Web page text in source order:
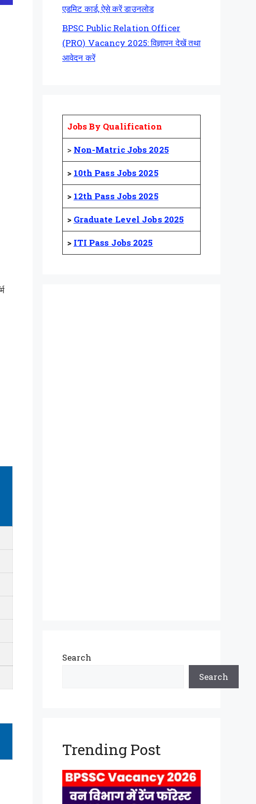
एडमिट कार्ड, ऐसे करें डाउनलोड
BPSC Public Relation Officer
(PRO) Vacancy 2025: विज्ञापन देखें तथा
आवेदन करें
Jobs By Qualification
> Non-Matric Jobs 2025
> 10th Pass Jobs 2025
> 12th Pass Jobs 2025
> Graduate Level Jobs 2025
> ITI Pass Jobs 2025
Search
Search
Trending Post